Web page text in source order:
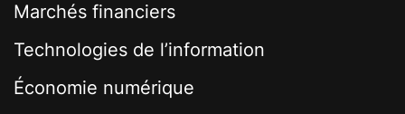
Marchés financiers
Technologies de l’information
Économie numérique